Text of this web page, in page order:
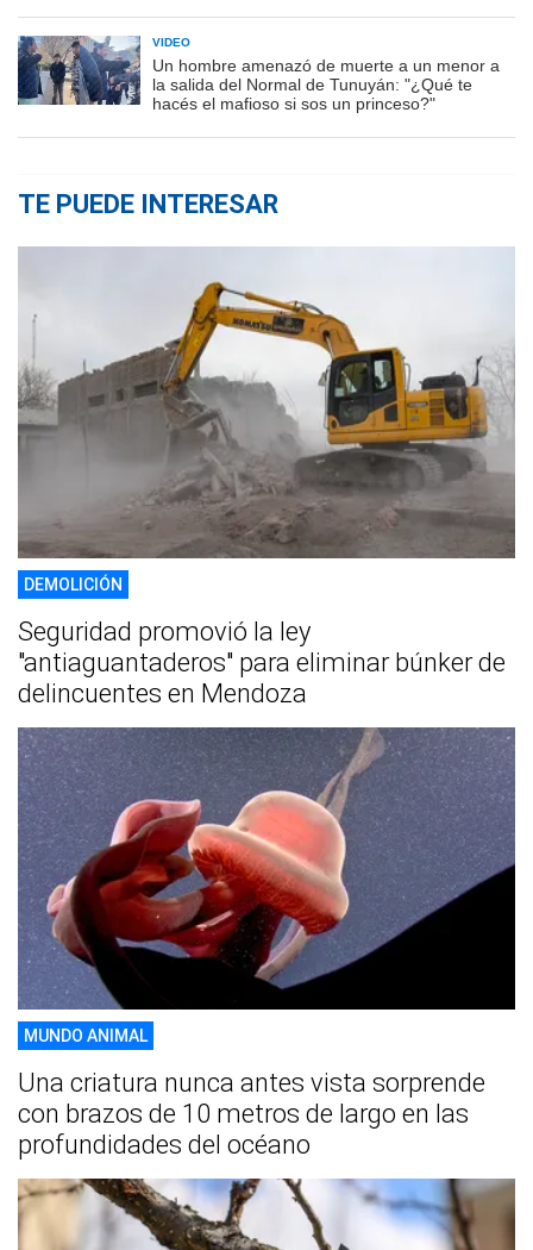
VIDEO
Un hombre amenazó de muerte a un menor a
la salida del Normal de Tunuyán: "¿Qué te
hacés el mafioso si sos un princeso?"
TE PUEDE INTERESAR
DEMOLICIÓN
Seguridad promovió la ley
"antiaguantaderos" para eliminar búnker de
delincuentes en Mendoza
MUNDO ANIMAL
Una criatura nunca antes vista sorprende
con brazos de 10 metros de largo en las
profundidades del océano